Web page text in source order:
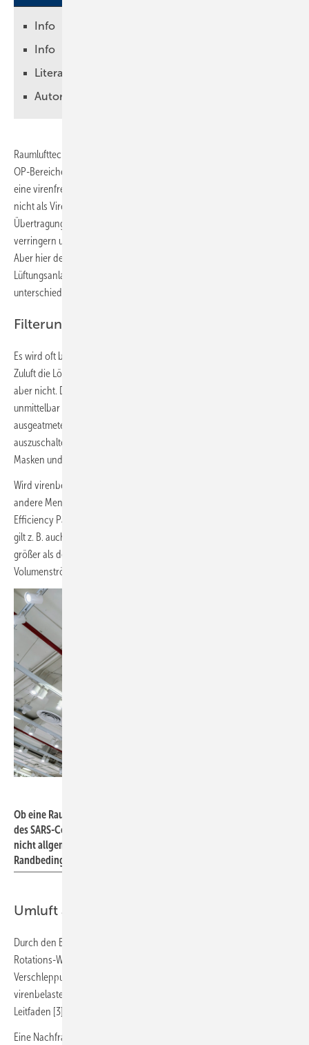
Info
Info
Literatur
Autor
Raumlufttechnische Anlagen haben – abgesehen von Anlagen für
OP-Bereiche, Labore und sehr spezielle Räume – nicht die Aufgabe,
eine virenfreie Zone herzustellen. Andererseits kann man sie auch
nicht als Virenschleudern bezeichnen. Sie können das Risiko einer
Übertragung durch den Verdünnungseffekt mit unbelasteter Zuluft
verringern und so eine Unterstützung beim Gesundheitsschutz bieten.
Aber hier deutet sich schon an, dass die Ausstattung der
Lüftungsanlage sowie die Art der Luftführung bezogen auf Viren einen
unterschiedlichen Effekt haben können.
Filterung / Bestrahlung
Es wird oft betont, dass eine gute Filterung bzw. UV-C-Bestrahlung der
Zuluft die Lösung wäre. Einen 100-%-igen Infektionsschutz bieten sie
aber nicht. Denn die Virenübertragung erfolgt mehr oder weniger
unmittelbar von Mensch zu Mensch, unter anderem über die
ausgeatmete Luft. Um diesen Übertragungsweg weitgehend
auszuschalten, müsste in geschlossenen Räumen jeder medizinische
Masken und Schutzkleidung tragen …
Wird virenbelastete Atemluft durch die Luftführung der Anlage auf
andere Menschen übertragen, haben selbst HEPA-Filter (High
Efficiency Particulate Airfilter) der Klasse H14 keine Wirkung [2]. Das
gilt z. B. auch, wenn der Auftriebsstrom über den Wärmequellen
größer als der Abluftvolumenstrom im Raum ist. Die Differenz dieser
Volumenströme tragen zu einem Mischluftzustand bei.
Ob eine Raumlufttechnische Anlage das Risiko einer Verbreitung
des SARS-CoV-2-Virus tendenziell eher befördert oder hemmt, kann
nicht allgemein, sondern nur mit einer genauen Betrachtung aller
Randbedingungen und Umstände beantwortet werden.
Umluft abschalten
Durch den Betrieb mit Umluft oder durch undichte Zentralgeräte bzw.
Rotations-Wärmeübertrager kann sicherlich eine Aerosol-
Verschleppung in einen oder mehrere Räume durch dann potenziell
virenbelastete Zuluft erfolgen. Folgerichtig empfiehlt der REHVA-
Leitfaden [3] das „Abschalten“ der Umluft.
Eine Nachfrage des Autors bei einem Hersteller von